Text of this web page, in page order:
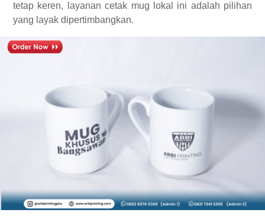
tetap keren, layanan cetak mug lokal ini adalah pilihan
yang layak dipertimbangkan.